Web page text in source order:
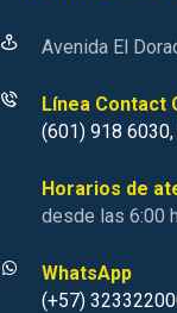
Avenida El
Línea Contact
(601) 918
Horarios de
desde las 6:00
WhatsApp
(+57)